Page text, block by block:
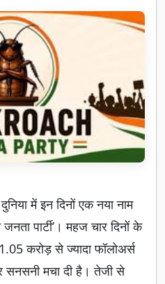
में इन दिनों एक नया नाम
पार्टी’। महज चार दिनों के
करोड़ से ज्यादा फॉलोअर्स
सनसनी मचा दी है। तेजी से